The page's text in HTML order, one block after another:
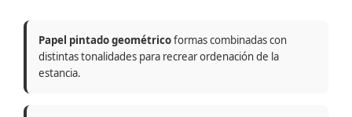
Papel pintado geométricoformas combinadas con
distintas tonalidades para recrear ordenación de la
estancia.